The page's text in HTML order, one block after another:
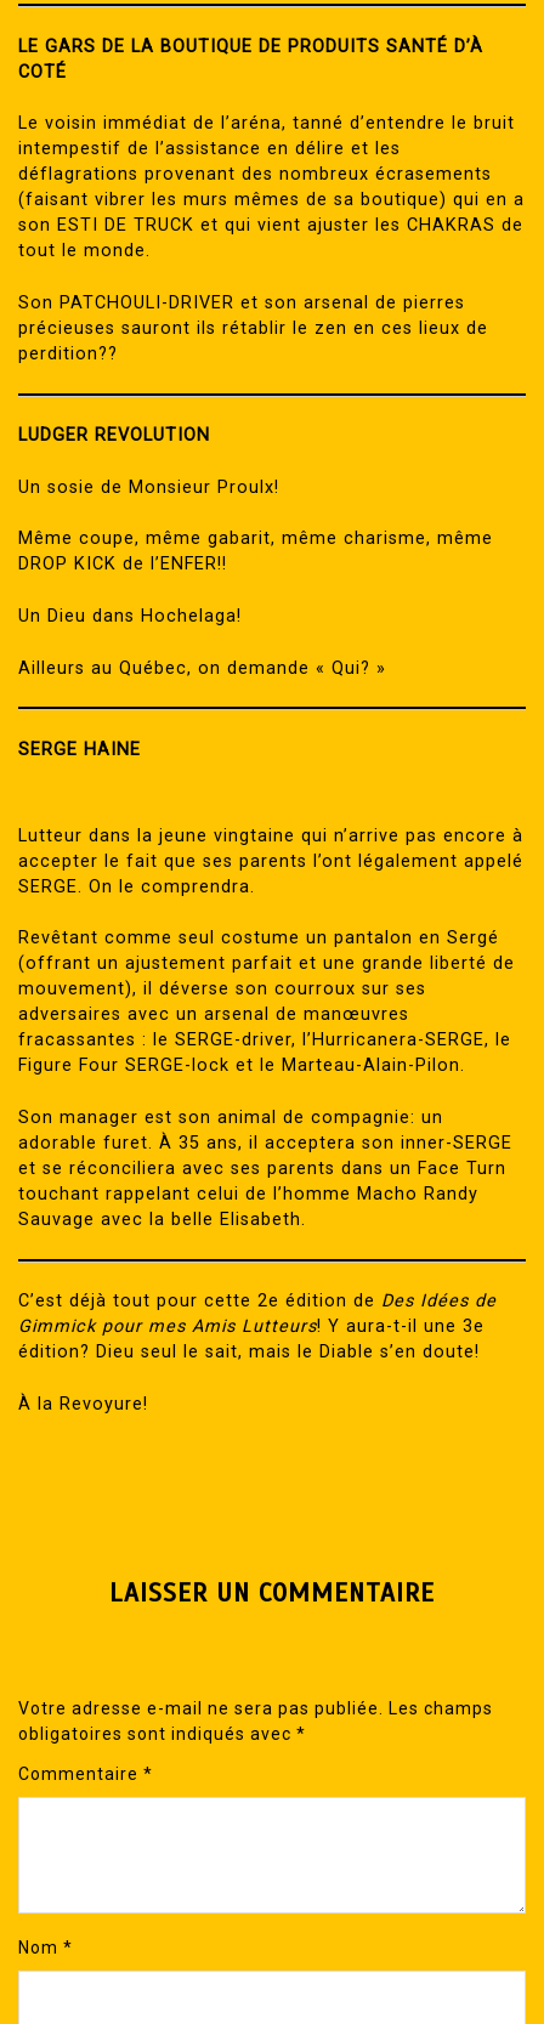
LE GARS DE LA BOUTIQUE DE PRODUITS SANTÉ D’À
COTÉ
Le voisin immédiat de l’aréna, tanné d’entendre le bruit
intempestif de l’assistance en délire et les
déflagrations provenant des nombreux écrasements
(faisant vibrer les murs mêmes de sa boutique) qui en a
son ESTI DE TRUCK et qui vient ajuster les CHAKRAS de
tout le monde.
Son PATCHOULI-DRIVER et son arsenal de pierres
précieuses sauront ils rétablir le zen en ces lieux de
perdition??
LUDGER REVOLUTION
Un sosie de Monsieur Proulx!
Même coupe, même gabarit, même charisme, même
DROP KICK de l’ENFER!!
Un Dieu dans Hochelaga!
Ailleurs au Québec, on demande « Qui? »
SERGE HAINE
Lutteur dans la jeune vingtaine qui n’arrive pas encore à
accepter le fait que ses parents l’ont légalement appelé
SERGE. On le comprendra.
Revêtant comme seul costume un pantalon en Sergé
(offrant un ajustement parfait et une grande liberté de
mouvement), il déverse son courroux sur ses
adversaires avec un arsenal de manœuvres
fracassantes : le SERGE-driver, l’Hurricanera-SERGE, le
Figure Four SERGE-lock et le Marteau-Alain-Pilon.
Son manager est son animal de compagnie: un
adorable furet. À 35 ans, il acceptera son inner-SERGE
et se réconciliera avec ses parents dans un Face Turn
touchant rappelant celui de l’homme Macho Randy
Sauvage avec la belle Elisabeth.
C’est déjà tout pour cette 2e édition de Des Idées de
Gimmick pour mes Amis Lutteurs! Y aura-t-il une 3e
édition? Dieu seul le sait, mais le Diable s’en doute!
À la Revoyure!
LAISSER UN COMMENTAIRE
Votre adresse e-mail ne sera pas publiée. Les champs
obligatoires sont indiqués avec *
Commentaire *
Nom *